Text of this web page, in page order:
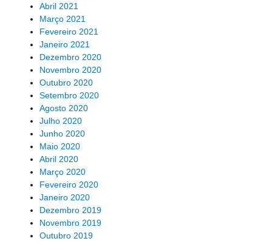
Abril 2021
Março 2021
Fevereiro 2021
Janeiro 2021
Dezembro 2020
Novembro 2020
Outubro 2020
Setembro 2020
Agosto 2020
Julho 2020
Junho 2020
Maio 2020
Abril 2020
Março 2020
Fevereiro 2020
Janeiro 2020
Dezembro 2019
Novembro 2019
Outubro 2019